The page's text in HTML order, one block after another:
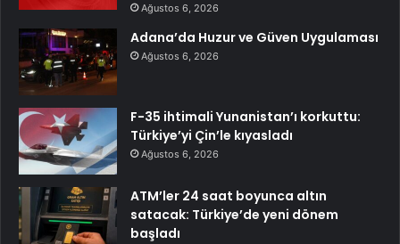
Ağustos 6, 2026
Adana’da Huzur ve Güven Uygulaması
Ağustos 6, 2026
F-35 ihtimali Yunanistan’ı korkuttu:
Türkiye’yi Çin’le kıyasladı
Ağustos 6, 2026
ATM’ler 24 saat boyunca altın
satacak: Türkiye’de yeni dönem
başladı